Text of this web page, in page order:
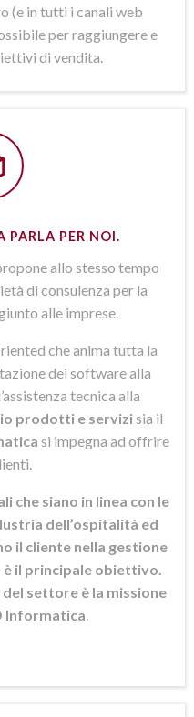
(e in tutti i canali web
per raggiungere e
di vendita.
PARLA PER NOI.
allo stesso tempo
di consulenza per la
alle imprese.
che anima tutta la
dei software alla
tecnica alla
prodotti e servizisia il
si impegna ad offrire
che siano in linea con le
dell’ospitalità ed
il cliente nella gestione
il principale obiettivo.
settore è la missione
Informatica